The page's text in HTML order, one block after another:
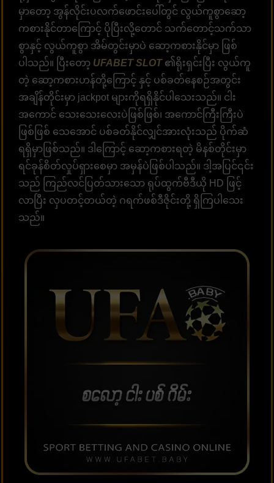
မှာတော့ အွန်လိုင်းပလက်ဖောင်းပေါ်တွင် လွယ်ကူစွာဆော့
ကစားနိုင်တာကြောင့် ပိုပြီးလို့တောင် သက်တောင့်သက်သာ
စွာနှင့် လွယ်ကူစွာ အိမ်တွင်းမှာပဲ ဆော့ကစားနိုင်မှာ ဖြစ်
ပါသည်။ ပြီးတော့ UFABET SLOT၏ရိုးရှင်းပြီး လွယ်ကူ
တဲ့ ဆော့ကစားဟန်တို့ကြောင့် နှင့် ပစ်ခတ်နေစဉ်အတွင်း
အချိန်တိုင်းမှာ jackpot များကိုရရှိနိုင်ပါသေးသည်။ ငါး
အကောင် သေးသေးလေးပဲဖြစ်ဖြစ်၊ အကောင်ကြီးကြီးပဲ
ဖြစ်ဖြစ် သေအောင် ပစ်ခတ်နိုင်လျှင်အားလုံးသည် ပိုက်ဆံ
ရရှိမှာဖြစ်သည်။ ဒါကြောင့် ဆော့ကစားရတဲ့ မိနစ်တိုင်းမှာ
ရင်ခုန်စိတ်လှုပ်ရှားစေမှာ အမှန်ပဲဖြစ်ပါသည်။ ဒါ့အပြင်၎င်း
သည် ကြည်လင်ပြတ်သားသော ရုပ်ထွက်ဗီဒီယို HD ဖြင့်
လာပြီး လှပတင့်တယ်တဲ့ ဂရက်ဖစ်ဒီဇိုင်းတို့ ရှိကြပါသေး
သည်။